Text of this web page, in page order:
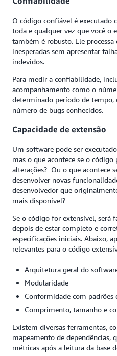
O código confiável é executado
toda e qualquer vez que você o
também é robusto. Ele
inesperadas sem apresentar
indevidos.
Para medir a confiabilidade,
acompanhamento como o
determinado período de
número de bugs conhecidos.
Capacidade de extensão
Um software pode ser
mas o que acontece se o
alterações? Ou o que acontece
desenvolver novas
desenvolvedor que
mais disponível?
Se o código for extensível,
depois de estar completo e
especificações iniciais. Abaixo,
relevantes para o código
Arquitetura geral do
Modularidade
Conformidade com padrões
Comprimento, tamanho e
Existem diversas ferramentas,
mapeamento de dependências,
métricas após a leitura da base